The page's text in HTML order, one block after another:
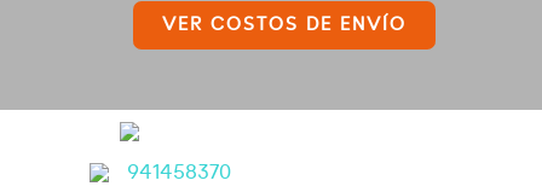
VER COSTOS DE ENVÍO
941458370